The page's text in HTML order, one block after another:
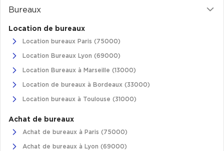
Achat de Commerces
Achat de Commerces à Nîmes
Achat de Commerces à Toulouse
Bureaux privés
Bureaux
Location de bureaux
Location bureaux Paris (75000)
Location Bureaux Lyon (69000)
Location Bureaux à Marseille (13000)
Location de bureaux à Bordeaux (33000)
Location bureaux à Toulouse (31000)
Achat de bureaux
Achat de bureaux à Paris (75000)
Achat de bureaux à Lyon (69000)